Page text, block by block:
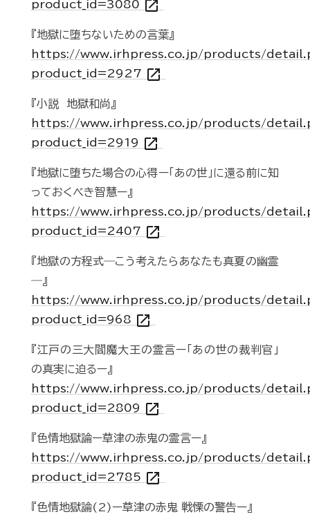
product_id=3080 open_in_new
『地獄に堕ちないための言葉』
https://www.irhpress.co.jp/products/
product_id=2927 open_in_new
『小説 地獄和尚』
https://www.irhpress.co.jp/products/
product_id=2919 open_in_new
『地獄に堕ちた場合の心得ー「あの世」に還る前に知
っておくべき智慧ー』
https://www.irhpress.co.jp/products/
product_id=2407 open_in_new
『地獄の方程式―こう考えたらあなたも真夏の幽霊
―』
https://www.irhpress.co.jp/products/
product_id=968 open_in_new
『江戸の三大閻魔大王の霊言ー「あの世の裁判官」
の真実に迫るー』
https://www.irhpress.co.jp/products/
product_id=2809 open_in_new
『色情地獄論ー草津の赤鬼の霊言ー』
https://www.irhpress.co.jp/products/
product_id=2785 open_in_new
『色情地獄論(2)ー草津の赤鬼 戦慄の警告ー』